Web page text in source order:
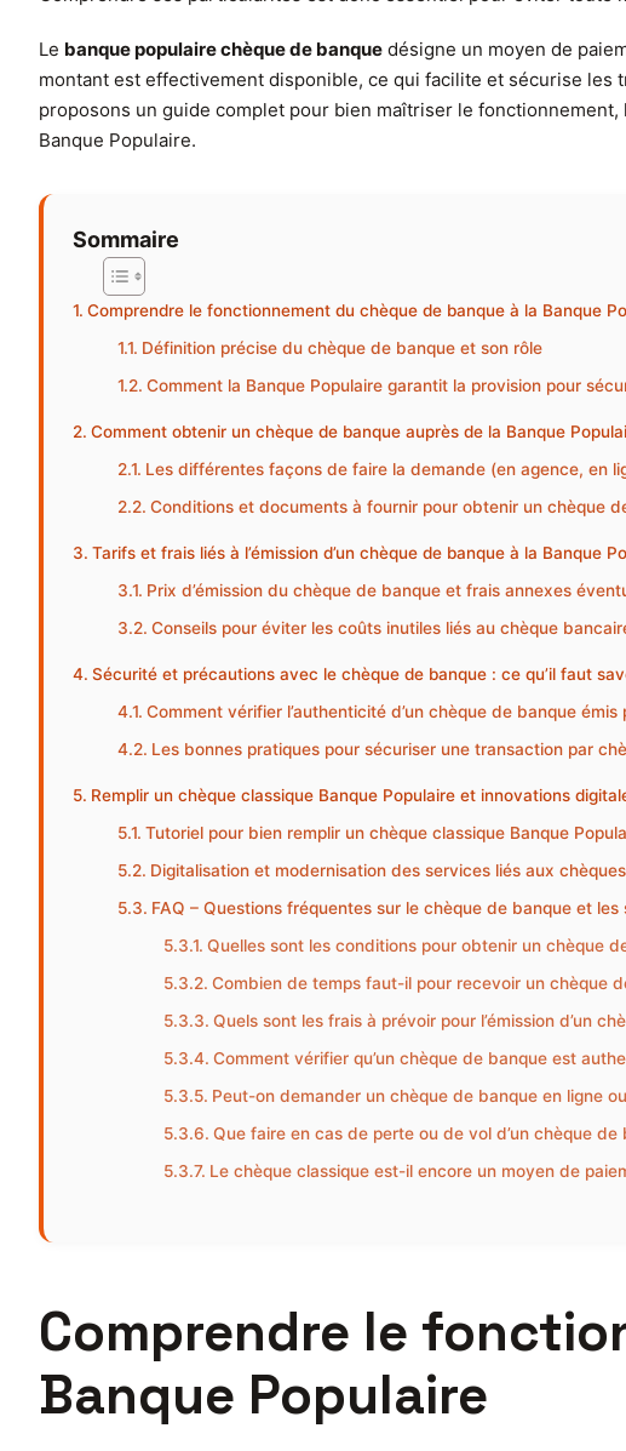
Le banque populaire chèque de banque désigne un moyen de
montant est effectivement disponible, ce qui facilite et sécurise les
proposons un guide complet pour bien maîtriser le
Banque Populaire.
Sommaire
Comprendre le fonctionnement du chèque de banque à la Banque
Définition précise du chèque de banque et son rôle
Comment la Banque Populaire garantit la provision pour
Comment obtenir un chèque de banque auprès de la Banque
Les différentes façons de faire la demande (en agence, en
Conditions et documents à fournir pour obtenir un chèque
Tarifs et frais liés à l’émission d’un chèque de banque à la Banque
Prix d’émission du chèque de banque et frais annexes
Conseils pour éviter les coûts inutiles liés au chèque
Sécurité et précautions avec le chèque de banque : ce qu’il faut
Comment vérifier l’authenticité d’un chèque de banque émis
Les bonnes pratiques pour sécuriser une transaction par
Remplir un chèque classique Banque Populaire et innovations
Tutoriel pour bien remplir un chèque classique Banque
Digitalisation et modernisation des services liés aux
FAQ – Questions fréquentes sur le chèque de banque et
Quelles sont les conditions pour obtenir un chèque
Combien de temps faut-il pour recevoir un chèque
Quels sont les frais à prévoir pour l’émission d’un
Comment vérifier qu’un chèque de banque est
Peut-on demander un chèque de banque en ligne
Que faire en cas de perte ou de vol d’un chèque de
Le chèque classique est-il encore un moyen de
Comprendre le
Banque Populaire